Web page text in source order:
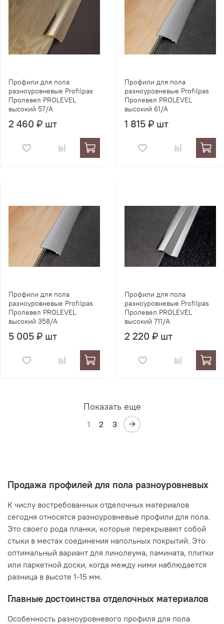
Профили для пола
разноуровневые Profilpas
Пролевел PROLEVEL
высокий 57/A
2 460 ₽ шт
Профили для пола
разноуровневые Profilpas
Пролевел PROLEVEL
высокий 61/A
1 815 ₽ шт
Профили для пола
разноуровневые Profilpas
Пролевел PROLEVEL
высокий 358/A
5 005 ₽ шт
Профили для пола
разноуровневые Profilpas
Пролевел PROLEVEL
высокий 711/A
2 220 ₽ шт
Показать еще
1 2 3
Продажа профилей для пола разноуровневых
К числу востребованных отделочных материалов
сегодня относятся разноуровневые профили для пола.
Это своего рода планки, которые перекрывают собой
стыки в местах соединения напольных покрытий. Это
оптимальный вариант для линолеума, ламината, плитки
или паркетной доски, когда между ними наблюдается
разница в высоте 1-15 мм.
Главные достоинства отделочных материалов
Особенность разноуровневого профиля для пола